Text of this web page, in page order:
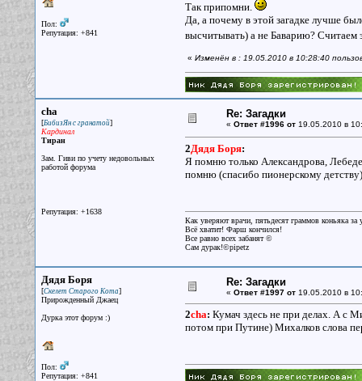
Пол:
Репутация: +841
Так припомни.
Да, а почему в этой загадке лучше
высчитывать) а не Баварию? Считаем
« Изменён в : 19.05.2010 в 10:28:40
cha
[БибизЯн с гранатой]
Кардинал
Тиран
Зам. Гиви по учету недовольных
работой форума
Репутация: +1638
Re: Загадки
« Ответ #1996 от19.05.2010 в
2Дядя Боря:
Я помню только Александрова,
помню (спасибо пионерскому
Как уверяют врачи, пятьдесят граммов коньяка
Всё хватит! Фарш кончился!
Все равно всех забанят ©
Сам дурак!©pipetz
Дядя Боря
[Скелет Старого Кота]
Прирожденный Джаец
Дурка этот форум :)
Пол:
Репутация: +841
Re: Загадки
« Ответ #1997 от19.05.2010 в
2cha: Кумач здесь не при делах. А с
потом при Путине) Михалков слова